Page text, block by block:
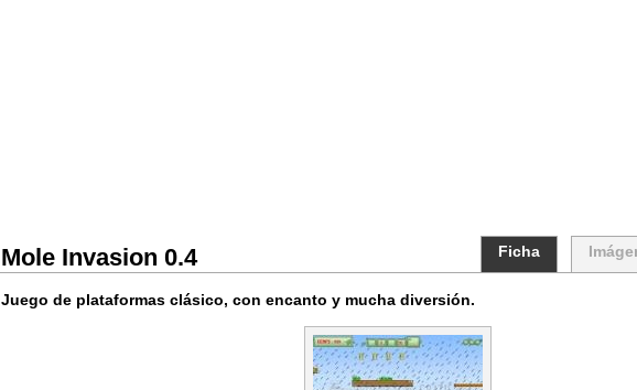
Mole Invasion 0.4 Ficha
Juego de plataformas clásico, con encanto y mucha diversión.